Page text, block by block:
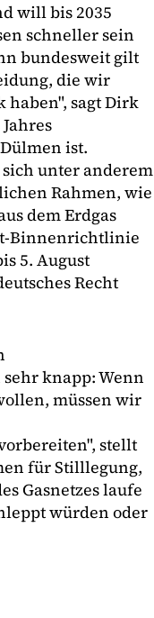
will bis 2035
schneller sein
bundesweit gilt
die wir
haben", sagt Dirk
ist.
unter anderem
Rahmen, wie
dem Erdgas
Binnenrichtlinie
5. August
Recht
knapp: Wenn
müssen wir
stellt
für Stilllegung,
Gasnetzes laufe
würden oder